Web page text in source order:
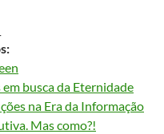
busca da Eternidade
na Era da Informação
Mas como?!